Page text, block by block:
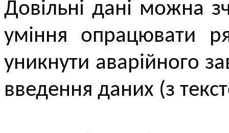
Довільні дані можна
уміння опрацювати
уникнути аварійного
введення даних (з